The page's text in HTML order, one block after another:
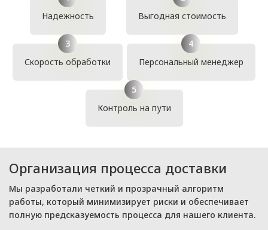
Надежность Выгодная стоимость
Скорость обработки Персональный менеджер
Контроль на пути
Организация процесса доставки
Мы разработали четкий и прозрачный алгоритм
работы, который минимизирует риски и обеспечивает
полную предсказуемость процесса для нашего клиента.